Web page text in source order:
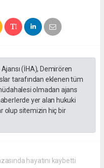
(İHA), Demirören
tarafından eklenen tüm
olmadan ajans
yer alan hukuki
olup sitemizin hiç bir
hayatını kaybetti